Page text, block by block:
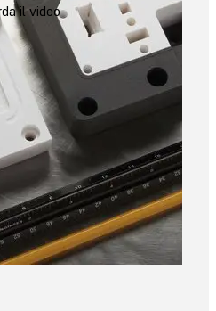
il video